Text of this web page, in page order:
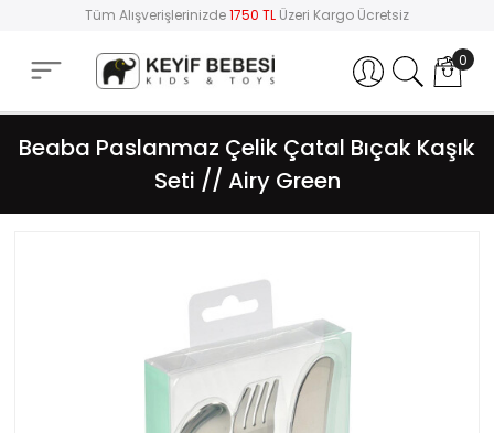
Tüm Alışverişlerinizde1750 TL Üzeri Kargo Ücretsiz
Hesabım 0
Beaba Paslanmaz Çelik Çatal Bıçak Kaşık
Seti // Airy Green